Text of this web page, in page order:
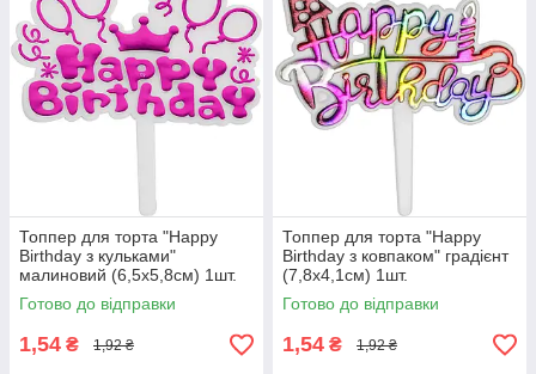
Топпер для торта "Happy
Birthday з кульками"
малиновий (6,5х5,8см) 1шт.
Готово до відправки
1,54 ₴ 1,92 ₴
Топпер для торта "Happy
Birthday з ковпаком" градієнт
(7,8х4,1см) 1шт.
Готово до відправки
1,54 ₴ 1,92 ₴